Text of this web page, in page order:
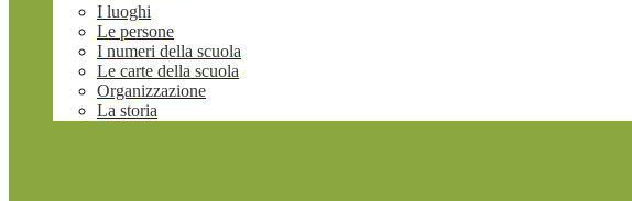
I luoghi
Le persone
I numeri della scuola
Le carte della scuola
Organizzazione
La storia